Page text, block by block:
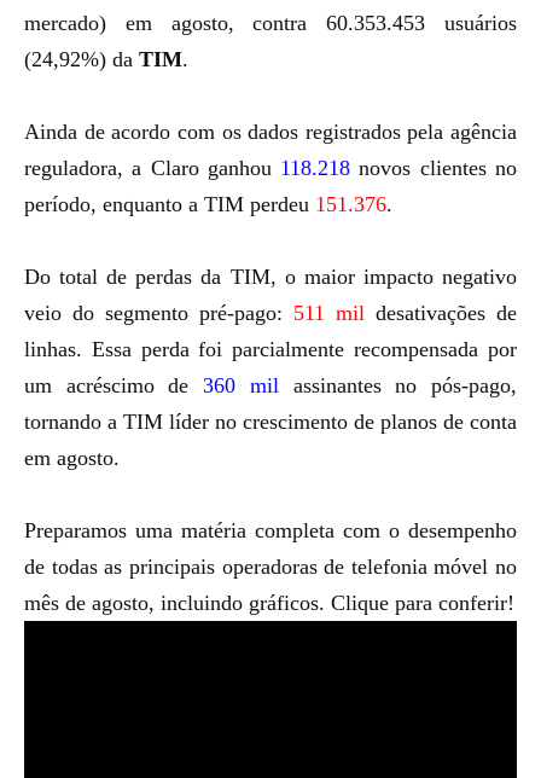
mercado) em agosto, contra 60.353.453 usuários
(24,92%) da TIM.
Ainda de acordo com os dados registrados pela agência
reguladora, a Claro ganhou 118.218 novos clientes no
período, enquanto a TIM perdeu 151.376.
Do total de perdas da TIM, o maior impacto negativo
veio do segmento pré-pago: 511 mil desativações de
linhas. Essa perda foi parcialmente recompensada por
um acréscimo de360 milassinantes no pós-pago,
tornando a TIM líder no crescimento de planos de conta
em agosto.
Preparamos uma matéria completa com o desempenho
de todas as principais operadoras de telefonia móvel no
mês de agosto, incluindo gráficos. Clique para conferir!